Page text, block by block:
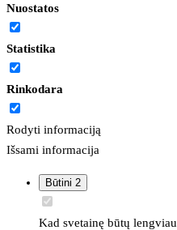
Nuostatos
Statistika
Rinkodara
Rodyti informaciją
Išsami informacija
Būtini 2
Kad svetainę būtų